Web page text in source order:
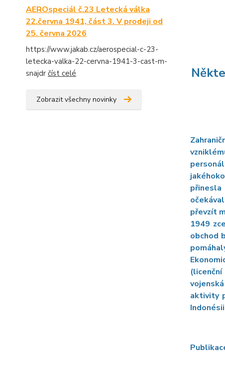
AEROspeciál č.23 Letecká válka
22.června 1941, část 3. V prodeji od
25. června 2026
https://www.jakab.cz/aerospecial-c-23-
letecka-valka-22-cervna-1941-3-cast-m-
snajdr číst celé
Zobrazit všechny novinky
převzít
1949
obchod
aktivity